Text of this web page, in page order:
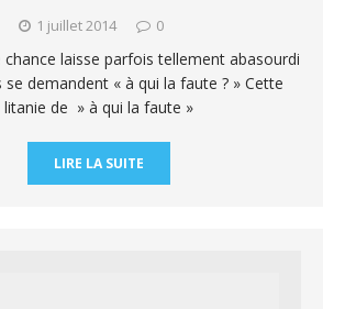
1 juillet 2014 0
chance laisse parfois tellement abasourdi
se demandent « à qui la faute ? » Cette
litanie de » à qui la faute »
LIRE LA SUITE